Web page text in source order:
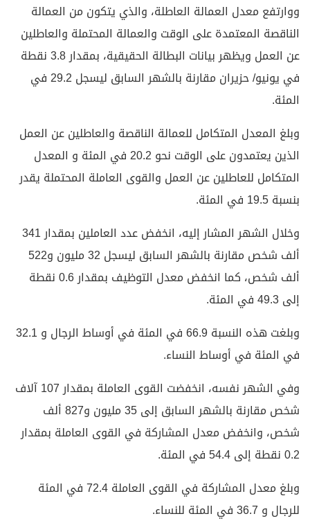
ووارتفع معدل العمالة العاطلة، والذي يتكون من العمالة
الناقصة المعتمدة على الوقت والعمالة المحتملة والعاطلين
عن العمل ويظهر بيانات البطالة الحقيقية، بمقدار 3.8 نقطة
في يونيو/ حزيران مقارنة بالشهر السابق ليسجل 29.2 في
المئة.
وبلغ المعدل المتكامل للعمالة الناقصة والعاطلين عن العمل
الذين يعتمدون على الوقت نحو 20.2 في المئة و المعدل
المتكامل للعاطلين عن العمل والقوى العاملة المحتملة يقدر
بنسبة 19.5 في المئة.
وخلال الشهر المشار إليه، انخفض عدد العاملين بمقدار 341
ألف شخص مقارنة بالشهر السابق ليسجل 32 مليون و522
ألف شخص، كما انخفض معدل التوظيف بمقدار 0.6 نقطة
إلى 49.3 في المئة.
وبلغت هذه النسبة 66.9 في المئة في أوساط الرجال و 32.1
في المئة في أوساط النساء.
وفي الشهر نفسه، انخفضت القوى العاملة بمقدار 107 آلاف
شخص مقارنة بالشهر السابق إلى 35 مليون و827 ألف
شخص، وانخفض معدل المشاركة في القوى العاملة بمقدار
0.2 نقطة إلى 54.4 في المئة.
وبلغ معدل المشاركة في القوى العاملة 72.4 في المئة
للرجال و 36.7 في المئة للنساء.